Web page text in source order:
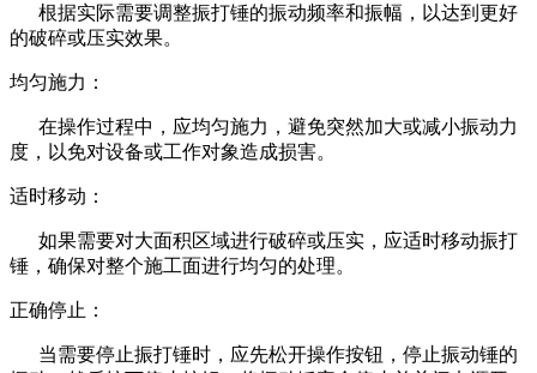
根据实际需要调整振打锤的振动频率和振幅，以达到更好
的破碎或压实效果。
均匀施力：
在操作过程中，应均匀施力，避免突然加大或减小振动力
度，以免对设备或工作对象造成损害。
适时移动：
如果需要对大面积区域进行破碎或压实，应适时移动振打
锤，确保对整个施工面进行均匀的处理。
正确停止：
当需要停止振打锤时，应先松开操作按钮，停止振动锤的